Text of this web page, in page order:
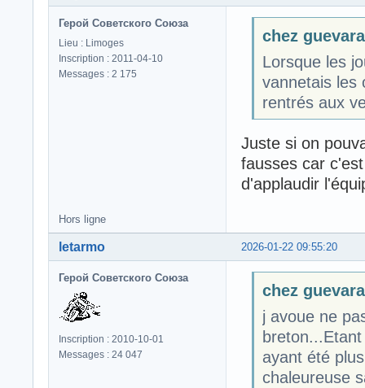
Герой Советского Союза
Lieu : Limoges
Inscription : 2011-04-10
Messages : 2 175
chez
Lorsque les
vannetais les
rentrés aux
Juste si on
fausses car
d'applaudir
Hors ligne
2026-01-22 09:55:20
letarmo
Герой Советского Союза
Inscription : 2010-10-01
Messages : 24 047
chez
j avoue ne
ayant été
chaleureuse